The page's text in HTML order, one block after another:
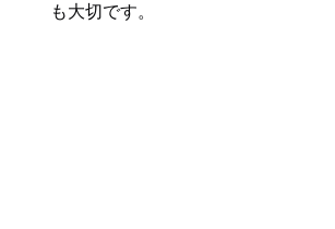
も大切です。